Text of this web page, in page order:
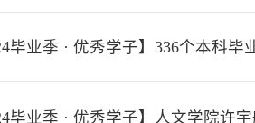
毕业季 · 优秀学子】336个本科
毕业季 · 优秀学子】人文学院许